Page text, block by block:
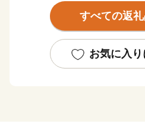
荒々しい波が打ち付ける断崖
り、自然・文化・歴史すべて
すべての返
お気に入